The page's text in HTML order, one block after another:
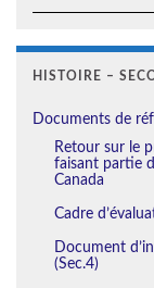
HISTOIRE –
Documents de
Retour sur le
faisant partie
Canada
Cadre
Document
(Sec.4)